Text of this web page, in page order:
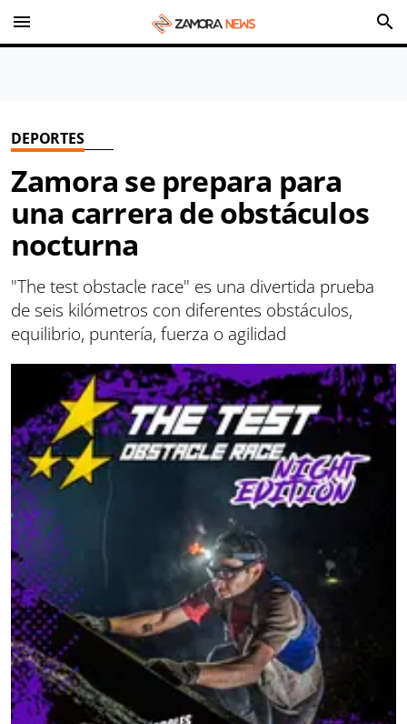
menu search
DEPORTES
Zamora se prepara para
una carrera de obstáculos
nocturna
"The test obstacle race" es una divertida prueba
de seis kilómetros con diferentes obstáculos,
equilibrio, puntería, fuerza o agilidad